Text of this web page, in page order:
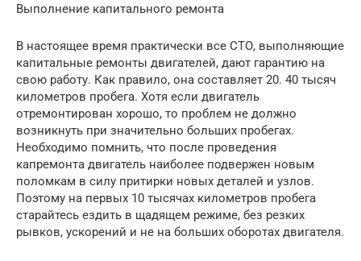
Выполнение капитального ремонта
В настоящее время практически все СТО, выполняющие
капитальные ремонты двигателей, дают гарантию на
свою работу. Как правило, она составляет 20. 40 тысяч
километров пробега. Хотя если двигатель
отремонтирован хорошо, то проблем не должно
возникнуть при значительно больших пробегах.
Необходимо помнить, что после проведения
капремонта двигатель наиболее подвержен новым
поломкам в силу притирки новых деталей и узлов.
Поэтому на первых 10 тысячах километров пробега
старайтесь ездить в щадящем режиме, без резких
рывков, ускорений и не на больших оборотах двигателя.